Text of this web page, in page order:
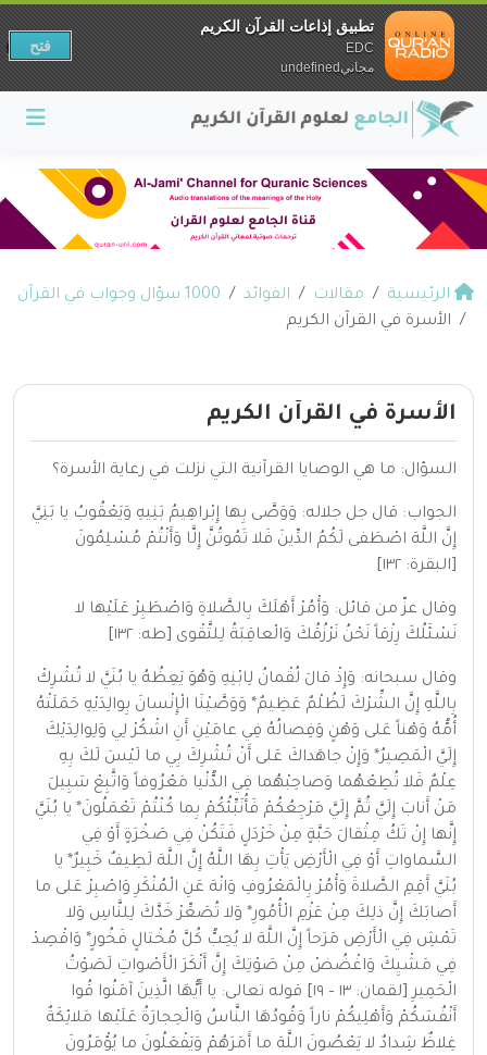
الرئيسية مقالات الفوائد
1000 سؤال وجواب في القرآن
الأسرة في القرآن الكريم
الأسرة في القرآن الكريم
السؤال: ما هي الوصايا القرآنية التي نزلت في رعاية الأسرة؟
الجواب: قال جل جلاله: وَوَصَّى بِها إِبْراهِيمُ بَنِيهِ وَيَعْقُوبُ يا بَنِيَّ
إِنَّ اللَّهَ اصْطَفى لَكُمُ الدِّينَ فَلا تَمُوتُنَّ إِلَّا وَأَنْتُمْ مُسْلِمُونَ
[البقرة: ١٣٢]
وقال عزّ من قائل: وَأْمُرْ أَهْلَكَ بِالصَّلاةِ وَاصْطَبِرْ عَلَيْها لا
نَسْئَلُكَ رِزْقاً نَحْنُ نَرْزُقُكَ وَالْعاقِبَةُ لِلتَّقْوى [طه: ١٣٢]
وقال سبحانه: وَإِذْ قالَ لُقْمانُ لِابْنِهِ وَهُوَ يَعِظُهُ يا بُنَيَّ لا تُشْرِكْ
بِاللَّهِ إِنَّ الشِّرْكَ لَظُلْمٌ عَظِيمٌ* وَوَصَّيْنَا الْإِنْسانَ بِوالِدَيْهِ حَمَلَتْهُ
أُمُّهُ وَهْناً عَلى وَهْنٍ وَفِصالُهُ فِي عامَيْنِ أَنِ اشْكُرْ لِي وَلِوالِدَيْكَ
إِلَيَّ الْمَصِيرُ* وَإِنْ جاهَداكَ عَلى أَنْ تُشْرِكَ بِي ما لَيْسَ لَكَ بِهِ
عِلْمٌ فَلا تُطِعْهُما وَصاحِبْهُما فِي الدُّنْيا مَعْرُوفاً وَاتَّبِعْ سَبِيلَ
مَنْ أَنابَ إِلَيَّ ثُمَّ إِلَيَّ مَرْجِعُكُمْ فَأُنَبِّئُكُمْ بِما كُنْتُمْ تَعْمَلُونَ* يا بُنَيَّ
إِنَّها إِنْ تَكُ مِثْقالَ حَبَّةٍ مِنْ خَرْدَلٍ فَتَكُنْ فِي صَخْرَةٍ أَوْ فِي
السَّماواتِ أَوْ فِي الْأَرْضِ يَأْتِ بِهَا اللَّهُ إِنَّ اللَّهَ لَطِيفٌ خَبِيرٌ* يا
بُنَيَّ أَقِمِ الصَّلاةَ وَأْمُرْ بِالْمَعْرُوفِ وَانْهَ عَنِ الْمُنْكَرِ وَاصْبِرْ عَلى ما
أَصابَكَ إِنَّ ذلِكَ مِنْ عَزْمِ الْأُمُورِ* وَلا تُصَعِّرْ خَدَّكَ لِلنَّاسِ وَلا
تَمْشِ فِي الْأَرْضِ مَرَحاً إِنَّ اللَّهَ لا يُحِبُّ كُلَّ مُخْتالٍ فَخُورٍ* وَاقْصِدْ
فِي مَشْيِكَ وَاغْضُضْ مِنْ صَوْتِكَ إِنَّ أَنْكَرَ الْأَصْواتِ لَصَوْتُ
الْحَمِيرِ [لقمان: ١٣ – ١٩] قوله تعالى: يا أَيُّهَا الَّذِينَ آمَنُوا قُوا
أَنْفُسَكُمْ وَأَهْلِيكُمْ ناراً وَقُودُهَا النَّاسُ وَالْحِجارَةُ عَلَيْها مَلائِكَةٌ
غِلاظٌ شِدادٌ لا يَعْصُونَ اللَّهَ ما أَمَرَهُمْ وَيَفْعَلُونَ ما يُؤْمَرُونَ
تطبيق إذاعات القرآن الكريم
EDC
مجانيundefined
فتح